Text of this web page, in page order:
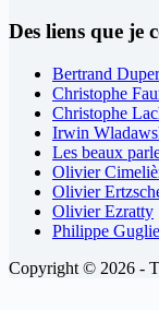
Des liens que je
Bertrand
Christophe
Christophe
Irwin
Les beaux
Olivier
Olivier
Olivier Ezratty
Philippe
Copyright © 2026 -